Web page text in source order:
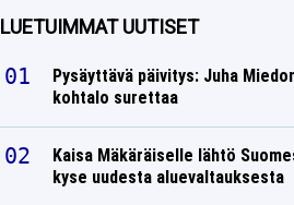
LUETUIMMAT UUTISET
Pysäyttävä päivitys: Juha
kohtalo surettaa
Kaisa Mäkäräiselle lähtö
kyse uudesta aluevaltauksesta